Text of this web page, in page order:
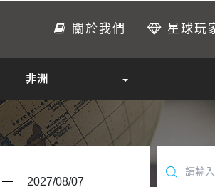
關於我們 星球玩
非洲